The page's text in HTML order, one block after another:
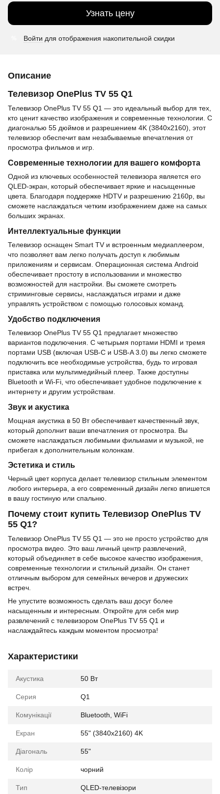
Узнать цену
Войти для отображения накопительной скидки
Описание
Телевизор OnePlus TV 55 Q1
Телевизор OnePlus TV 55 Q1 — это идеальный выбор для тех,
кто ценит качество изображения и современные технологии. С
диагональю 55 дюймов и разрешением 4K (3840x2160), этот
телевизор обеспечит вам незабываемые впечатления от
просмотра фильмов и игр.
Современные технологии для вашего комфорта
Одной из ключевых особенностей телевизора является его
QLED-экран, который обеспечивает яркие и насыщенные
цвета. Благодаря поддержке HDTV и разрешению 2160p, вы
сможете наслаждаться четким изображением даже на самых
больших экранах.
Интеллектуальные функции
Телевизор оснащен Smart TV и встроенным медиаплеером,
что позволяет вам легко получать доступ к любимым
приложениям и сервисам. Операционная система Android
обеспечивает простоту в использовании и множество
возможностей для настройки. Вы сможете смотреть
стриминговые сервисы, наслаждаться играми и даже
управлять устройством с помощью голосовых команд.
Удобство подключения
Телевизор OnePlus TV 55 Q1 предлагает множество
вариантов подключения. С четырьмя портами HDMI и тремя
портами USB (включая USB-C и USB-A 3.0) вы легко сможете
подключить все необходимые устройства, будь то игровая
приставка или мультимедийный плеер. Также доступны
Bluetooth и Wi-Fi, что обеспечивает удобное подключение к
интернету и другим устройствам.
Звук и акустика
Мощная акустика в 50 Вт обеспечивает качественный звук,
который дополнит ваши впечатления от просмотра. Вы
сможете наслаждаться любимыми фильмами и музыкой, не
прибегая к дополнительным колонкам.
Эстетика и стиль
Черный цвет корпуса делает телевизор стильным элементом
любого интерьера, а его современный дизайн легко впишется
в вашу гостиную или спальню.
Почему стоит купить Телевизор OnePlus TV
55 Q1?
Телевизор OnePlus TV 55 Q1 — это не просто устройство для
просмотра видео. Это ваш личный центр развлечений,
который объединяет в себе высокое качество изображения,
современные технологии и стильный дизайн. Он станет
отличным выбором для семейных вечеров и дружеских
встреч.
Не упустите возможность сделать ваш досуг более
насыщенным и интересным. Откройте для себя мир
развлечений с телевизором OnePlus TV 55 Q1 и
наслаждайтесь каждым моментом просмотра!
Характеристики
Акустика 50 Вт
Серия Q1
Комунікації Bluetooth, WiFi
Екран 55" (3840x2160) 4K
Діагональ 55"
Колір чорний
Тип QLED-телевізори